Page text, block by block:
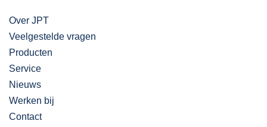
Over JPT
Veelgestelde vragen
Producten
Service
Nieuws
Werken bij
Contact